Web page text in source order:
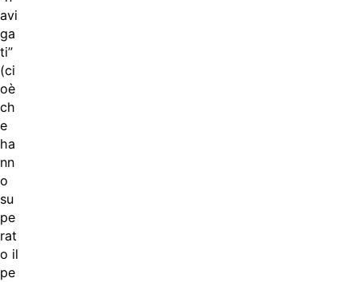
avi
ga
ti”
(ci
oè
ch
e
ha
nn
o
su
pe
rat
o il
pe